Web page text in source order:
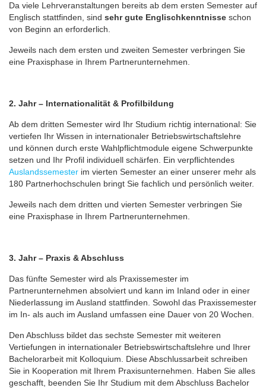
Da viele Lehrveranstaltungen bereits ab dem ersten Semester auf
Englisch stattfinden, sind sehr gute Englischkenntnisse schon
von Beginn an erforderlich.
Jeweils nach dem ersten und zweiten Semester verbringen Sie
eine Praxisphase in Ihrem Partnerunternehmen.
2. Jahr – Internationalität & Profilbildung
Ab dem dritten Semester wird Ihr Studium richtig international: Sie
vertiefen Ihr Wissen in internationaler Betriebswirtschaftslehre
und können durch erste Wahlpflichtmodule eigene Schwerpunkte
setzen und Ihr Profil individuell schärfen. Ein verpflichtendes
Auslandssemester im vierten Semester an einer unserer mehr als
180 Partnerhochschulen bringt Sie fachlich und persönlich weiter.
Jeweils nach dem dritten und vierten Semester verbringen Sie
eine Praxisphase in Ihrem Partnerunternehmen.
3. Jahr – Praxis & Abschluss
Das fünfte Semester wird als Praxissemester im
Partnerunternehmen absolviert und kann im Inland oder in einer
Niederlassung im Ausland stattfinden. Sowohl das Praxissemester
im In- als auch im Ausland umfassen eine Dauer von 20 Wochen.
Den Abschluss bildet das sechste Semester mit weiteren
Vertiefungen in internationaler Betriebswirtschaftslehre und Ihrer
Bachelorarbeit mit Kolloquium. Diese Abschlussarbeit schreiben
Sie in Kooperation mit Ihrem Praxisunternehmen. Haben Sie alles
geschafft, beenden Sie Ihr Studium mit dem Abschluss Bachelor